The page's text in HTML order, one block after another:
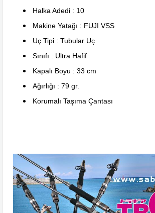
Halka Adedi : 10
Makine Yatağı : FUJI VSS
Uç Tipi : Tubular Uç
Sınıfı : Ultra Hafif
Kapalı Boyu : 33 cm
Ağırlığı : 79 gr.
Korumalı Taşıma Çantası